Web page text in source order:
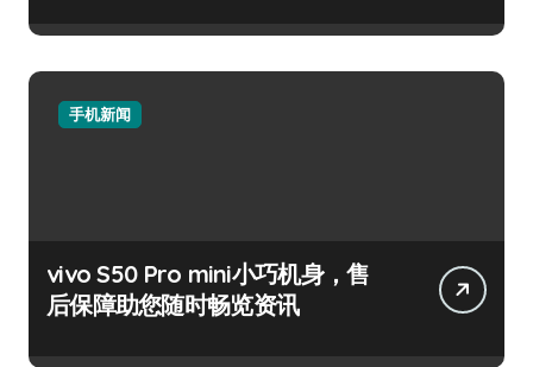
手机新闻
vivo S50 Pro mini小巧机身，售
后保障助您随时畅览资讯